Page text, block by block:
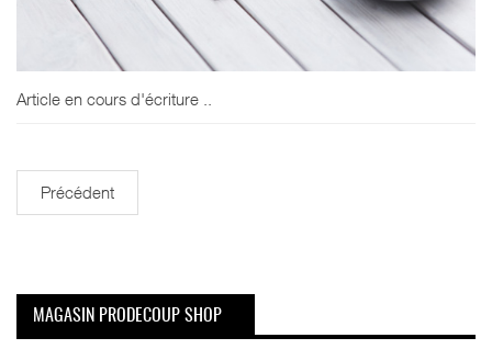
Article en cours d'écriture ..
Précédent
MAGASIN PRODECOUP SHOP